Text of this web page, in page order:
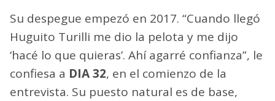
Su despegue empezó en 2017. “Cuando llegó
Huguito Turilli me dio la pelota y me dijo
‘hacé lo que quieras’. Ahí agarré confianza”, le
confiesa a DIA 32, en el comienzo de la
entrevista. Su puesto natural es de base,